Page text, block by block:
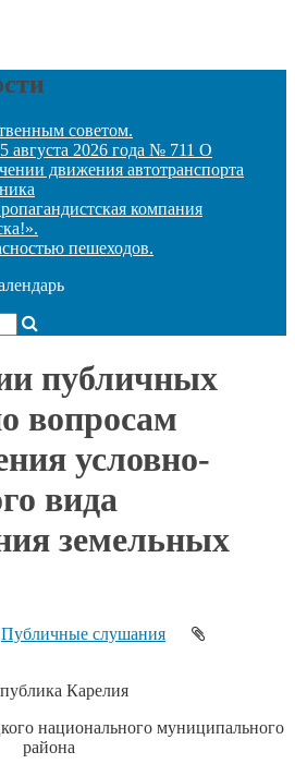
советом.
августа 2026 года № 711 О
движения автотранспорта
компания
пешеходов.
публичных
вопросам
условно-
вида
земельных
Публичные слушания
Карелия
национального муниципального
района